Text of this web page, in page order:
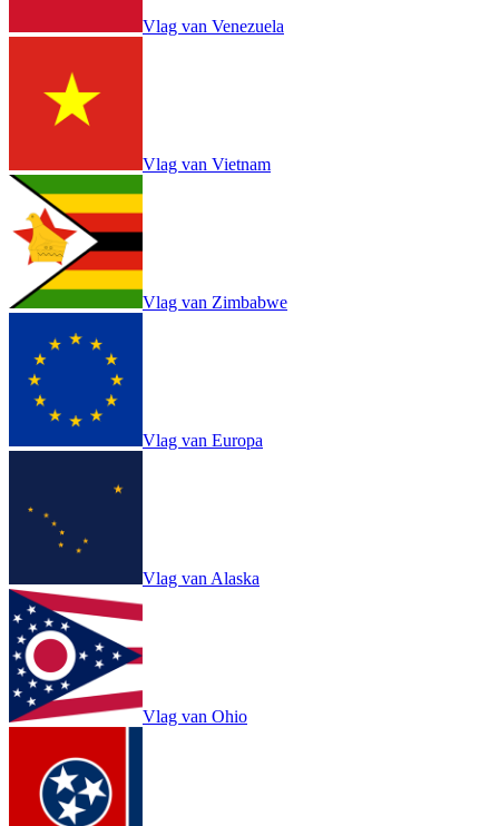
Vlag van Venezuela
Vlag van Vietnam
Vlag van Zimbabwe
Vlag van Europa
Vlag van Alaska
Vlag van Ohio